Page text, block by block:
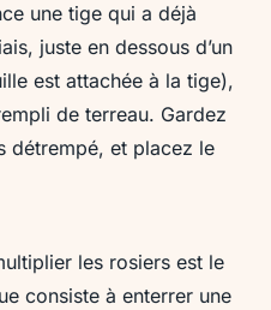
une tige qui a déjà
juste en dessous d’un
est attachée à la tige),
de terreau. Gardez
détrempé, et placez le
les rosiers est le
consiste à enterrer une